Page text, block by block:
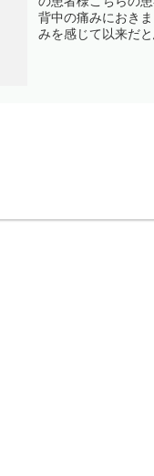
背中の痛みにおき
みを感じて以来だ